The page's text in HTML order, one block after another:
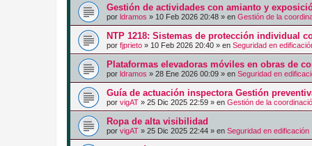
Gestión de actividades con amianto y
por ldramos » 10 Feb 2026 20:48 » en Gestión de la
NTP 1218: Sistemas de protección individual
por fjprieto » 10 Feb 2026 20:40 » en Seguridad en
Plataformas elevadoras móviles en obras de
por ldramos » 28 Ene 2026 00:09 » en Seguridad en
Guía de actuación inspectora Gestión
por vigAT » 25 Dic 2025 22:59 » en Gestión de la
Ropa de alta visibilidad
por vigAT » 25 Dic 2025 22:44 » en Seguridad en edificación